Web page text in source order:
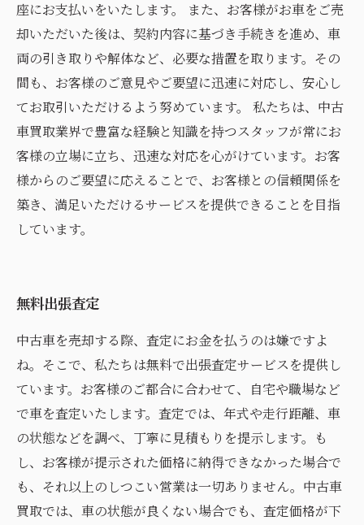
座にお支払いをいたします。 また、お客様がお車をご売
却いただいた後は、契約内容に基づき手続きを進め、車
両の引き取りや解体など、必要な措置を取ります。その
間も、お客様のご意見やご要望に迅速に対応し、安心し
てお取引いただけるよう努めています。 私たちは、中古
車買取業界で豊富な経験と知識を持つスタッフが常にお
客様の立場に立ち、迅速な対応を心がけています。お客
様からのご要望に応えることで、お客様との信頼関係を
築き、満足いただけるサービスを提供できることを目指
しています。
無料出張査定
中古車を売却する際、査定にお金を払うのは嫌ですよ
ね。そこで、私たちは無料で出張査定サービスを提供し
ています。お客様のご都合に合わせて、自宅や職場など
で車を査定いたします。査定では、年式や走行距離、車
の状態などを調べ、丁寧に見積もりを提示します。も
し、お客様が提示された価格に納得できなかった場合で
も、それ以上のしつこい営業は一切ありません。中古車
買取では、車の状態が良くない場合でも、査定価格が下